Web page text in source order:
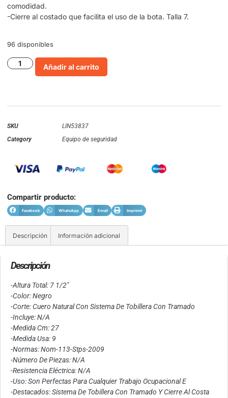
comodidad.
-Cierre al costado que facilita el uso de la bota. Talla 7.
96 disponibles
Añadir al carrito
SKU
LIN53837
Category
Equipo de seguridad
Compartir producto:
Facebook WhatsApp Email Imprimir
Descripción Información adicional
Descripción
-Altura Total: 7 1/2″
-Color: Negro
-Corte: Cuero Natural Con Sistema De Tobillera Con Tramado
-Incluye: N/A
-Medida Cm: 27
-Medida Usa: 9
-Normas: Nom-113-Stps-2009
-Número De Piezas: N/A
-Resistencia Eléctrica: N/A
-Uso: Son Perfectas Para Cualquier Trabajo Ocupacional E
-Destacados: Sistema De Tobillera Con Tramado Y Cierre Al Costa